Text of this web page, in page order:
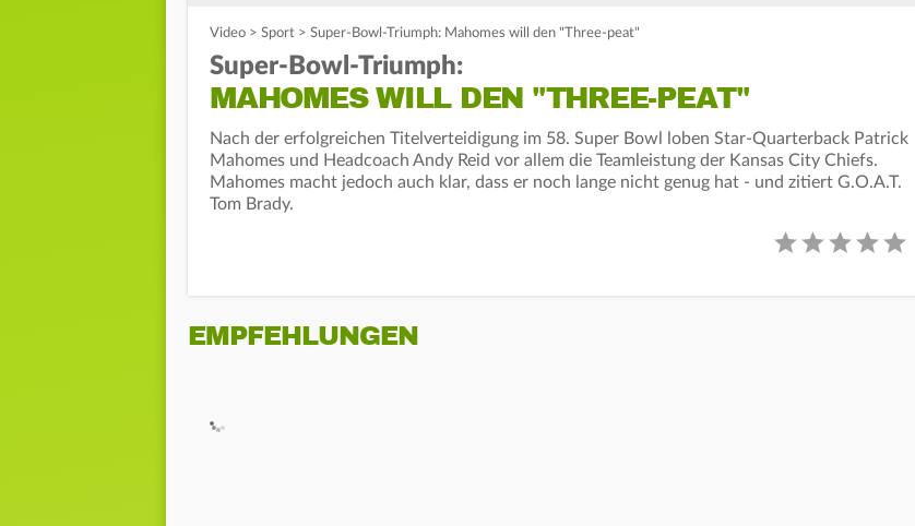
Video > Sport > Super-Bowl-Triumph: Mahomes will den "Three-peat"
Super-Bowl-Triumph:
MAHOMES WILL DEN "THREE-PEAT"
Nach der erfolgreichen Titelverteidigung im 58. Super Bowl loben Star-Quarterback Patrick
Mahomes und Headcoach Andy Reid vor allem die Teamleistung der Kansas City Chiefs.
Mahomes macht jedoch auch klar, dass er noch lange nicht genug hat - und zitiert G.O.A.T.
Tom Brady.
EMPFEHLUNGEN